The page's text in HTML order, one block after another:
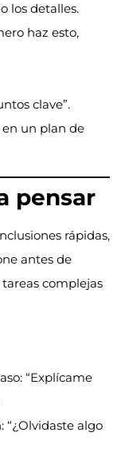
los detalles.
haz esto,
clave”.
en un plan de
pensar
rápidas,
antes de
complejas
“Explícame
“¿Olvidaste algo